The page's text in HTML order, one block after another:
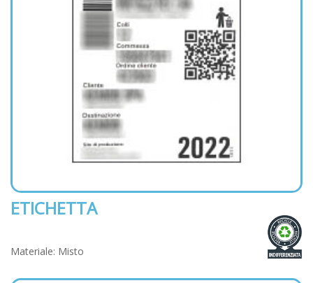
ETICHETTA
Materiale: Misto